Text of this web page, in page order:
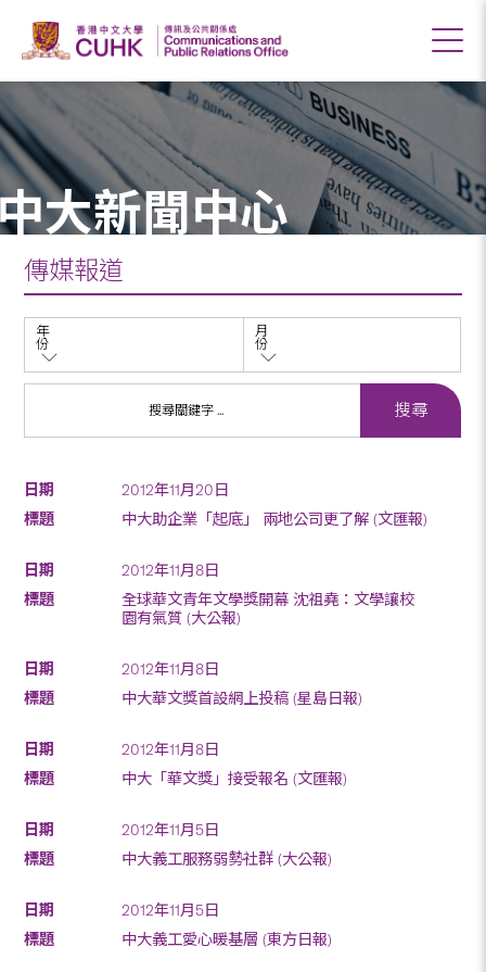
大新聞中心
傳媒報道
年
份
月
份
2012年11月20日
中大助企業「起底」 兩地公司更了解 (文匯報)
2012年11月8日
全球華文青年文學獎開幕 沈祖堯：文學讓校
園有氣質 (大公報)
2012年11月8日
中大華文獎首設網上投稿 (星島日報)
2012年11月8日
中大「華文獎」接受報名 (文匯報)
2012年11月5日
中大義工服務弱勢社群 (大公報)
2012年11月5日
中大義工愛心暖基層 (東方日報)